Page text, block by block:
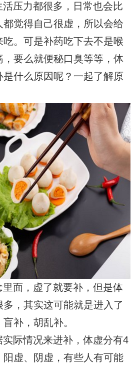
压力都很多，日常也会比
觉得自己很虚，所以会给
吃。可是补药吃下去不是喉
要么就便秘口臭等等，体
是什么原因呢？一起了解原
面，虚了就要补，但是体
，其实这可能就是进入了
补，胡乱补。
际情况来进补，体虚分有4
虚、阴虚，有些人有可能